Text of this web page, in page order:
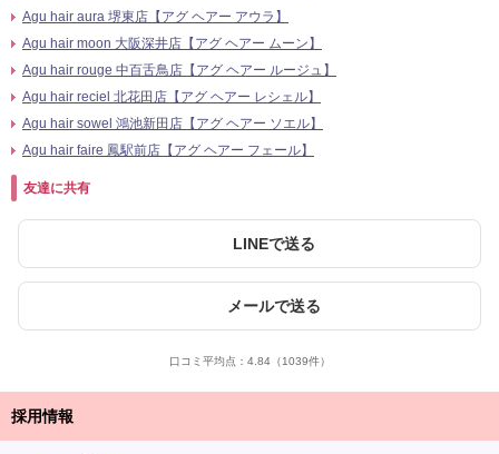
Agu hair aura 堺東店【アグ ヘアー アウラ】
Agu hair moon 大阪深井店【アグ ヘアー ムーン】
Agu hair rouge 中百舌鳥店【アグ ヘアー ルージュ】
Agu hair reciel 北花田店【アグ ヘアー レシェル】
Agu hair sowel 鴻池新田店【アグ ヘアー ソエル】
Agu hair faire 鳳駅前店【アグ ヘアー フェール】
友達に共有
LINEで送る
メールで送る
口コミ平均点： 4.84（1039件）
採用情報